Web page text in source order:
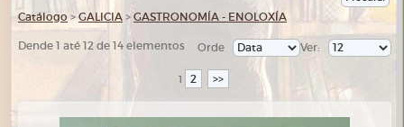
Catálogo >GALICIA > GASTRONOMÍA - ENOLOXÍA
Dende 1 até 12 de 14 elementos Ver:
Orde
1 2 >>